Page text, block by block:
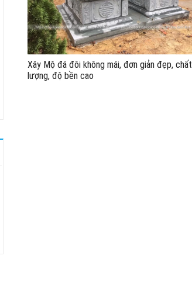
Xây Mộ đá đôi không mái, đơn giản đẹp, chất
lượng, độ bền cao